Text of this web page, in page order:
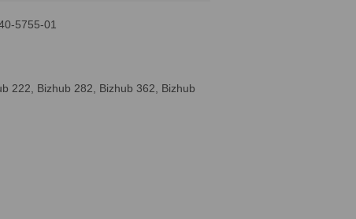
5755-01
222, Bizhub 282, Bizhub 362, Bizhub